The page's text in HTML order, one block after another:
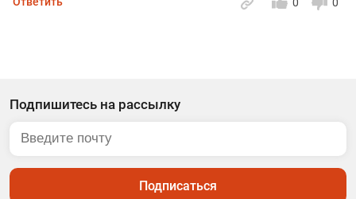
Подпишитесь на рассылку
Подписаться